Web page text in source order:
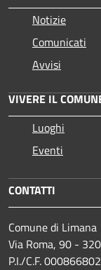
Notizie
Comunicati
Avvisi
VIVERE IL
Luoghi
Eventi
CONTATTI
Comune di Limana
Via Roma, 90 -
P.I./C.F.